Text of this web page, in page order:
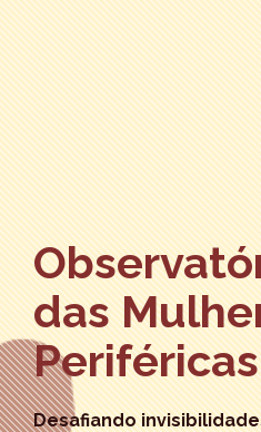
das
Periféricas
Desafiando